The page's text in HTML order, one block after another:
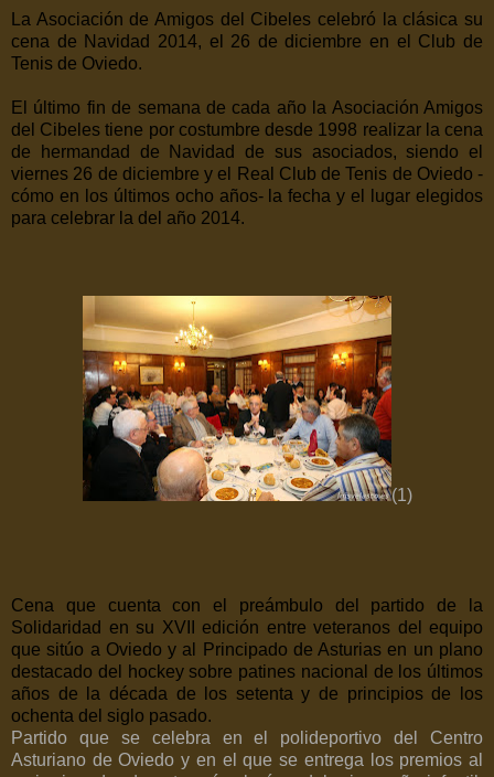
La Asociación de Amigos del Cibeles celebró la clásica su
cena de Navidad 2014, el 26 de diciembre en el Club de
Tenis de Oviedo.
El último fin de semana de cada año la Asociación Amigos
del Cibeles tiene por costumbre desde 1998 realizar la cena
de hermandad de Navidad de sus asociados, siendo el
viernes 26 de diciembre y el Real Club de Tenis de Oviedo -
cómo en los últimos ocho años- la fecha y el lugar elegidos
para celebrar la del año 2014.
(1)
Cena que cuenta con el preámbulo del partido de la
Solidaridad en su XVII edición entre veteranos del equipo
que sitúo a Oviedo y al Principado de Asturias en un plano
destacado del hockey sobre patines nacional de los últimos
años de la década de los setenta y de principios de los
ochenta del siglo pasado.
Partido que se celebra en el polideportivo del Centro
Asturiano de Oviedo y en el que se entrega los premios al